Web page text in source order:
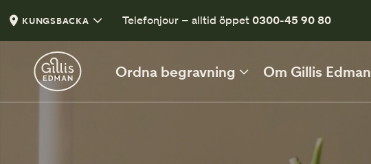
KUNGSBACKA Telefonjour – alltid öppet0300-45 90 80
Ordna begravning Om Gillis Edman